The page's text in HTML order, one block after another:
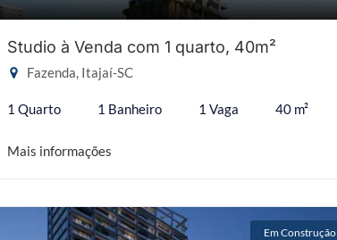
Studio à Venda com 1 quarto, 40m²
Fazenda, Itajaí-SC
1 Quarto 1 Banheiro 1 Vaga 40 m²
Mais informações
Em Construção